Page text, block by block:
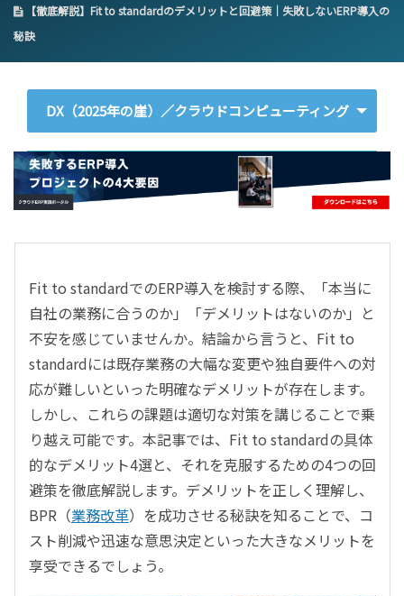
【徹底解説】Fit to standardのデメリットと回避策｜失敗しないERP導入の
秘訣
DX（2025年の崖）／クラウドコンピューティング
ERP
会計
CRM／営業支援／Eコマース
DX（2025年の崖）／クラウドコンピューティング
データ分析／BI
ガバナンス／リスク管理
BPR／業務改善
Fit to standardでのERP導入を検討する際、「本当に
自社の業務に合うのか」「デメリットはないのか」と
不安を感じていませんか。結論から言うと、Fit to
standardには既存業務の大幅な変更や独自要件への対
応が難しいといった明確なデメリットが存在します。
しかし、これらの課題は適切な対策を講じることで乗
り越え可能です。本記事では、Fit to standardの具体
的なデメリット4選と、それを克服するための4つの回
避策を徹底解説します。デメリットを正しく理解し、
BPR（業務改革）を成功させる秘訣を知ることで、コ
スト削減や迅速な意思決定といった大きなメリットを
享受できるでしょう。